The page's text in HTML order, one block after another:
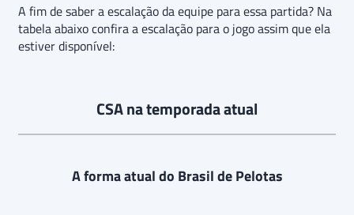
A fim de saber a escalação da equipe para essa partida? Na
tabela abaixo confira a escalação para o jogo assim que ela
estiver disponível:
CSA na temporada atual
A forma atual do Brasil de Pelotas